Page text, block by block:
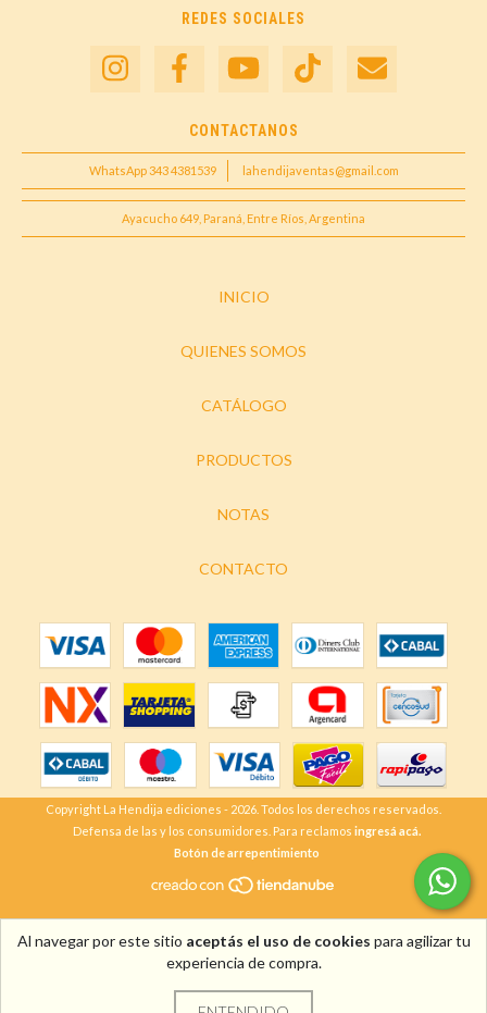
Al navegar por este sitio aceptás el uso de cookies para agilizar tu
experiencia de compra.
REDES SOCIALES
CONTACTANOS
WhatsApp 343 4381539 lahendijaventas@gmail.com
Ayacucho 649, Paraná, Entre Ríos, Argentina
INICIO
QUIENES SOMOS
CATÁLOGO
PRODUCTOS
NOTAS
CONTACTO
Copyright La Hendija ediciones - 2026. Todos los derechos reservados.
Defensa de las y los consumidores. Para reclamos ingresá acá.
Botón de arrepentimiento